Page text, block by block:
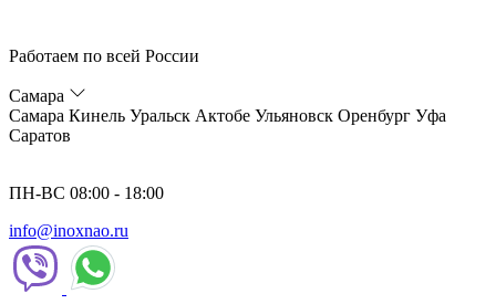
Работаем по всей России
Самара
Самара Кинель Уральск Актобе Ульяновск Оренбург Уфа
Саратов
ПН-ВС 08:00 - 18:00
info@inoxnao.ru